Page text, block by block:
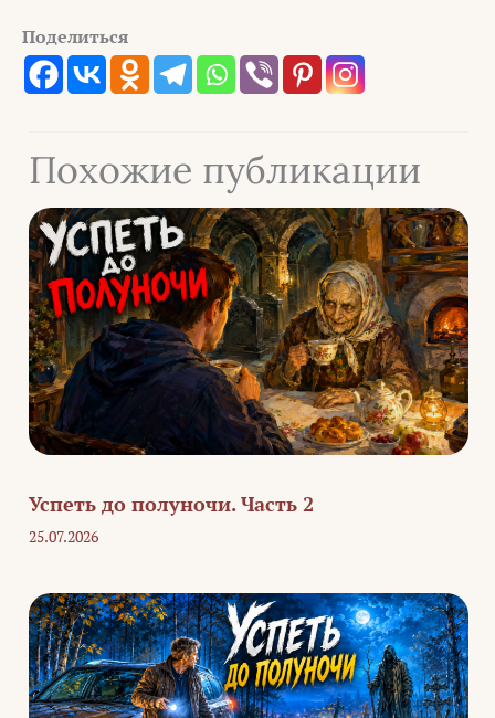
Поделиться
Похожие публикации
Успеть до полуночи. Часть 2
25.07.2026